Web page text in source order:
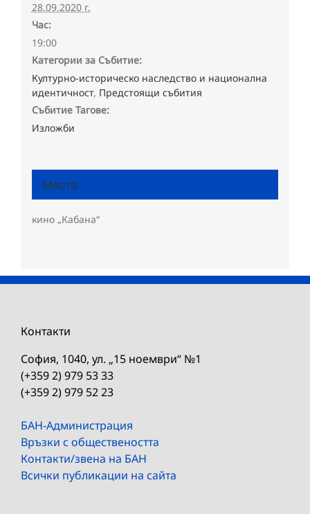
28.09.2020 г.
Час:
19:00
Категории за Събитие:
Културно-историческо наследство и национална
идентичност, Предстоящи събития
Събитие Тагове:
Изложби
Място
кино „Кабана“
Контакти
София, 1040, ул. „15 ноември“ №1
(+359 2) 979 53 33
(+359 2) 979 52 23
БАН-Администрация
Връзки с обществеността
Контакти/звена на БАН
Всички публикации на сайта